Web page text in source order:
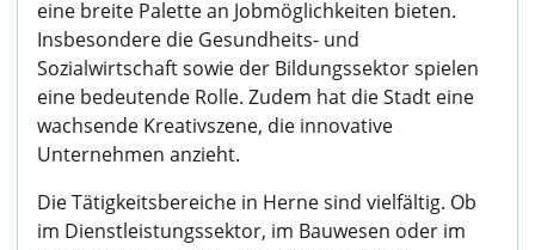
eine breite Palette an Jobmöglichkeiten bieten.
Insbesondere die Gesundheits- und
Sozialwirtschaft sowie der Bildungssektor spielen
eine bedeutende Rolle. Zudem hat die Stadt eine
wachsende Kreativszene, die innovative
Unternehmen anzieht.
Die Tätigkeitsbereiche in Herne sind vielfältig. Ob
im Dienstleistungssektor, im Bauwesen oder im